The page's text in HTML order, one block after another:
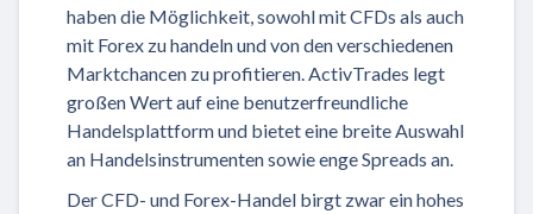
haben die Möglichkeit, sowohl mit CFDs als auch
mit Forex zu handeln und von den verschiedenen
Marktchancen zu profitieren. ActivTrades legt
großen Wert auf eine benutzerfreundliche
Handelsplattform und bietet eine breite Auswahl
an Handelsinstrumenten sowie enge Spreads an.
Der CFD- und Forex-Handel birgt zwar ein hohes